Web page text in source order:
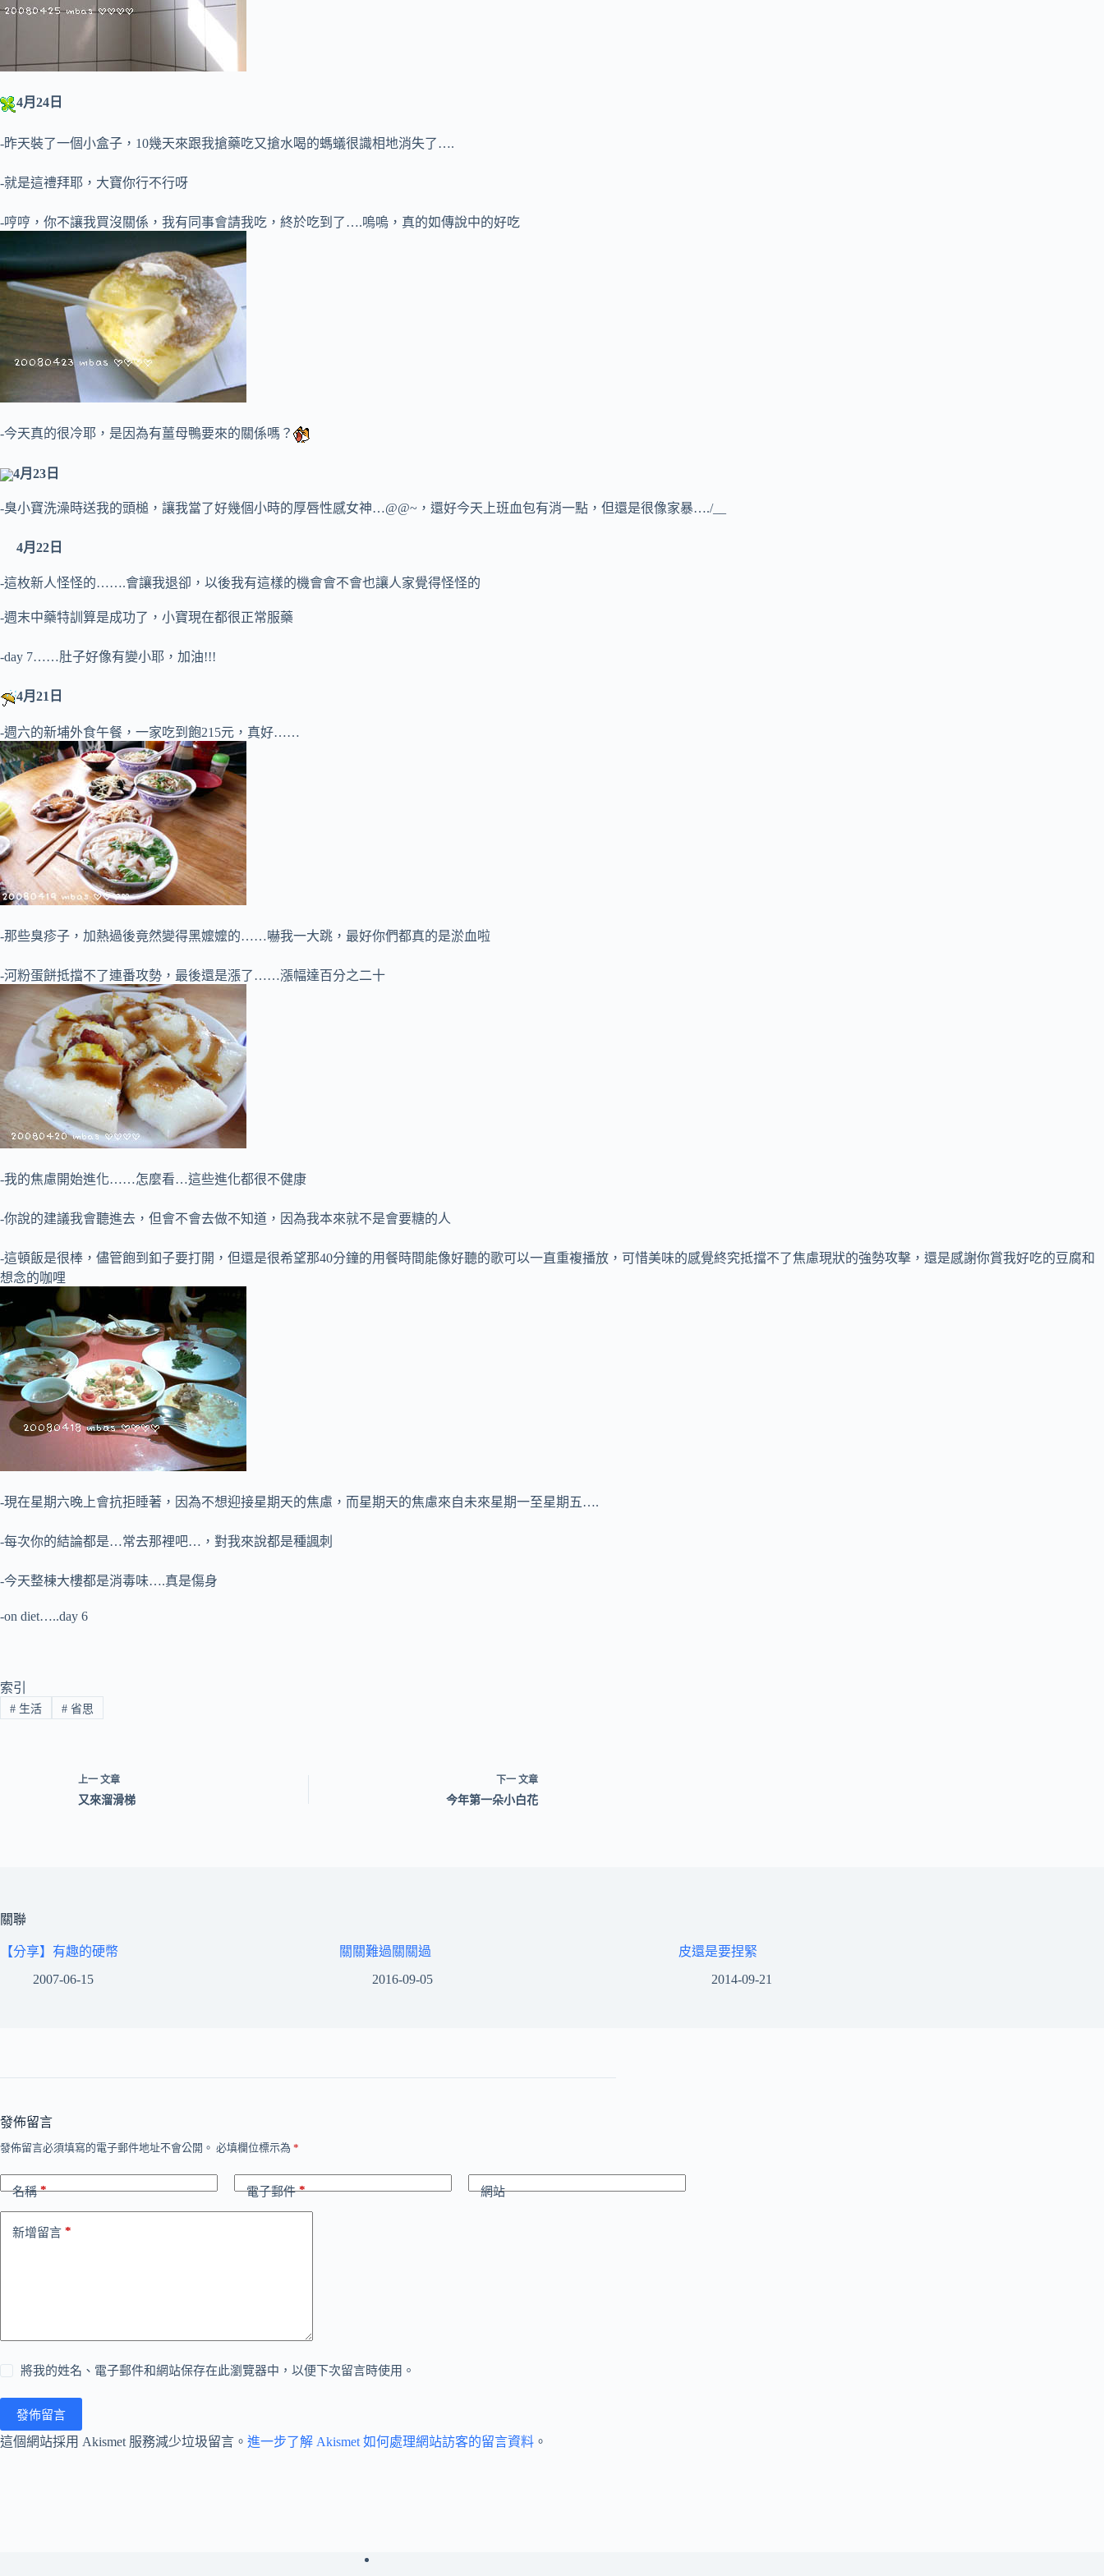
4月24日
-昨天裝了一個小盒子，10幾天來跟我搶藥吃又搶水喝的螞蟻很識相地消失了….
-就是這禮拜耶，大寶你行不行呀
-哼哼，你不讓我買沒關係，我有同事會請我吃，終於吃到了….嗚嗚，真的如傳說中的好吃
-今天真的很冷耶，是因為有薑母鴨要來的關係嗎？
4月23日
-臭小寶洗澡時送我的頭槌，讓我當了好幾個小時的厚唇性感女神…@@~，還好今天上班血包有消一點，但還是很像家暴…./__
4月22日
-這枚新人怪怪的…….會讓我退卻，以後我有這樣的機會會不會也讓人家覺得怪怪的
-週末中藥特訓算是成功了，小寶現在都很正常服藥
-day 7……肚子好像有變小耶，加油!!!
4月21日
-週六的新埔外食午餐，一家吃到飽215元，真好……
-那些臭疹子，加熱過後竟然變得黑嬤嬤的……嚇我一大跳，最好你們都真的是淤血啦
-河粉蛋餅抵擋不了連番攻勢，最後還是漲了……漲幅達百分之二十
-我的焦慮開始進化……怎麼看…這些進化都很不健康
-你說的建議我會聽進去，但會不會去做不知道，因為我本來就不是會要糖的人
-這頓飯是很棒，儘管飽到釦子要打開，但還是很希望那40分鐘的用餐時間能像好聽的歌可以一直重複播放，可惜美味的感覺終究抵擋不了焦慮現狀的強勢攻擊，還是感謝你賞我好吃的豆腐和
想念的咖哩
-現在星期六晚上會抗拒睡著，因為不想迎接星期天的焦慮，而星期天的焦慮來自未來星期一至星期五….
-每次你的結論都是…常去那裡吧…，對我來說都是種諷刺
-今天整棟大樓都是消毒味….真是傷身
-on diet…..day 6
索引
#生活 #省思
上一 文章
又來溜滑梯
下一 文章
今年第一朵小白花
關聯
【分享】有趣的硬幣
2007-06-15
關關難過關關過
2016-09-05
皮還是要捏緊
2014-09-21
發佈留言
發佈留言必須填寫的電子郵件地址不會公開。 必填欄位標示為 *
名稱* 電子郵件* 網站
新增留言 *
將我的姓名、電子郵件和網站保存在此瀏覽器中，以便下次留言時使用。
發佈留言
這個網站採用 Akismet 服務減少垃圾留言。 進一步了解 Akismet 如何處理網站訪客的留言資料 。